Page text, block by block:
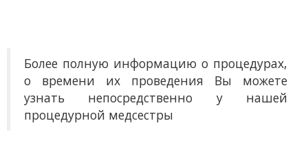
Более полную информацию о процедурах,
о времени их проведения Вы можете
узнать непосредственно у нашей
процедурной медсестры